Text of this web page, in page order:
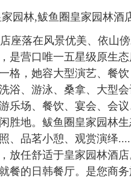
园林,鲅鱼圈皇家园林酒
座落在风景优美、依山
是营口唯一五星级原生
格，她容大型演艺、餐
浴、游泳、桑拿、大型
乐场、餐饮、宴会、会
胜地。鲅鱼圈皇家园林
、品茗小憩、观赏演绎
放任舒适于皇家园林酒
餐的日韩餐厅。是您商